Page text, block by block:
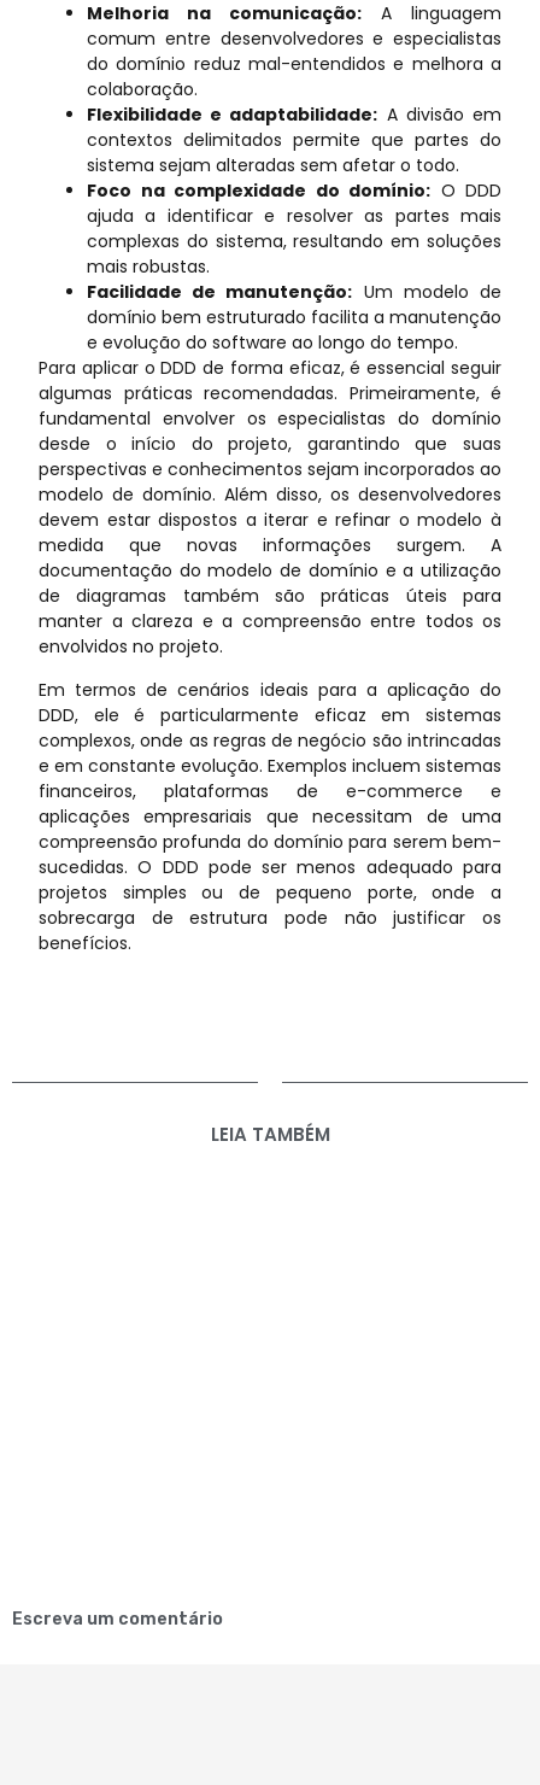
Melhoria na comunicação: A linguagem
comum entre desenvolvedores e especialistas
do domínio reduz mal-entendidos e melhora a
colaboração.
Flexibilidade e adaptabilidade: A divisão em
contextos delimitados permite que partes do
sistema sejam alteradas sem afetar o todo.
Foco na complexidade do domínio: O DDD
ajuda a identificar e resolver as partes mais
complexas do sistema, resultando em soluções
mais robustas.
Facilidade de manutenção: Um modelo de
domínio bem estruturado facilita a manutenção
e evolução do software ao longo do tempo.
Para aplicar o DDD de forma eficaz, é essencial seguir
algumas práticas recomendadas. Primeiramente, é
fundamental envolver os especialistas do domínio
desde o início do projeto, garantindo que suas
perspectivas e conhecimentos sejam incorporados ao
modelo de domínio. Além disso, os desenvolvedores
devem estar dispostos a iterar e refinar o modelo à
medida que novas informações surgem. A
documentação do modelo de domínio e a utilização
de diagramas também são práticas úteis para
manter a clareza e a compreensão entre todos os
envolvidos no projeto.
Em termos de cenários ideais para a aplicação do
DDD, ele é particularmente eficaz em sistemas
complexos, onde as regras de negócio são intrincadas
e em constante evolução. Exemplos incluem sistemas
financeiros, plataformas de e-commerce e
aplicações empresariais que necessitam de uma
compreensão profunda do domínio para serem bem-
sucedidas. O DDD pode ser menos adequado para
projetos simples ou de pequeno porte, onde a
sobrecarga de estrutura pode não justificar os
benefícios.
LEIA TAMBÉM
Escreva um comentário